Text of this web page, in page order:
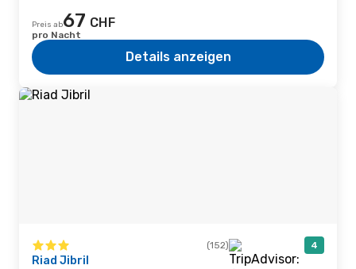
Preis ab67 CHF
pro Nacht
Details anzeigen
(152) 4
Riad Jibril